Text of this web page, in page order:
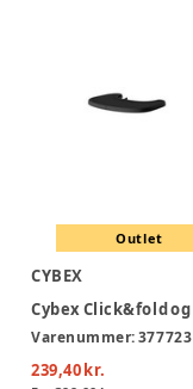
Outlet
CYBEX
Varenummer:377723
239,40 kr.